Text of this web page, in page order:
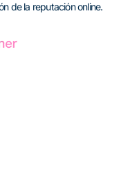
de la reputación online.